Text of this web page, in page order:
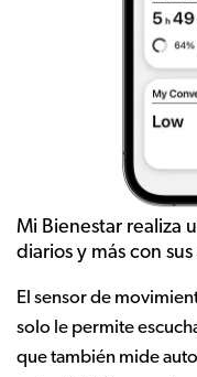
Mi Bienestar realiza
diarios y más con
El sensor de
solo le permite
que también mide